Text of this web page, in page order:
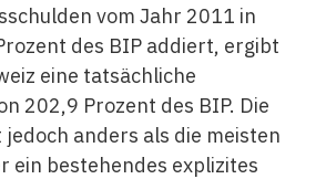
vom Jahr 2011 in
des BIP addiert, ergibt
eine tatsächliche
202,9 Prozent des BIP. Die
anders als die meisten
ein bestehendes explizites